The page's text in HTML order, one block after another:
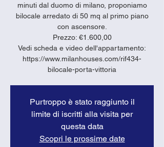
minuti dal duomo di milano, proponiamo
bilocale arredato di 50 mq al primo piano
con ascensore.
Prezzo: €1.600,00
Vedi scheda e video dell'appartamento:
https://www.milanhouses.com/rif434-
bilocale-porta-vittoria
Purtroppo è stato raggiunto il
limite di iscritti alla visita per
questa data
Scopri le prossime date